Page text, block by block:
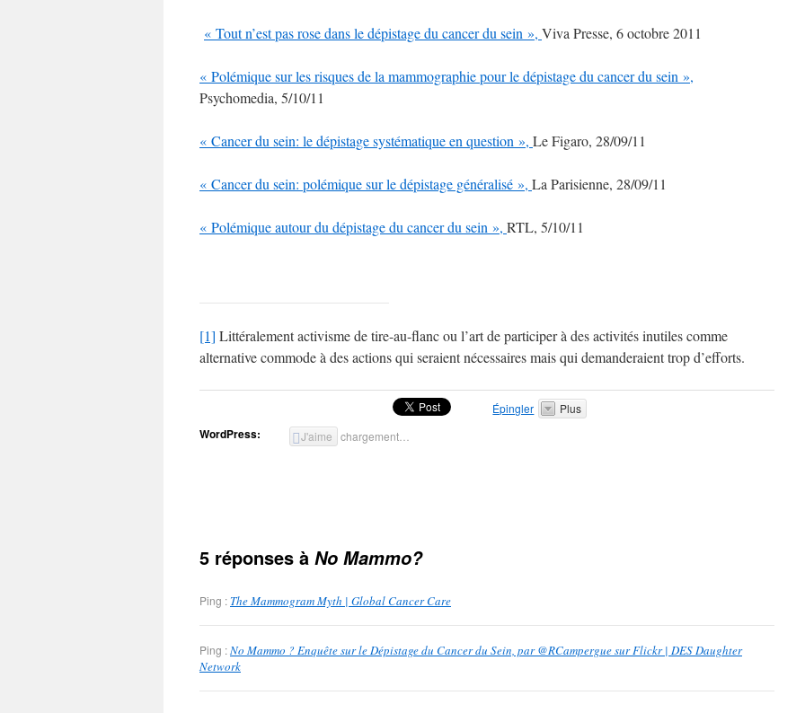
« Tout n’est pas rose dans le dépistage du cancer du sein », Viva Presse, 6 octobre 2011
« Polémique sur les risques de la mammographie pour le dépistage du cancer du sein »,
Psychomedia, 5/10/11
« Cancer du sein: le dépistage systématique en question », Le Figaro, 28/09/11
« Cancer du sein: polémique sur le dépistage généralisé », La Parisienne, 28/09/11
« Polémique autour du dépistage du cancer du sein », RTL, 5/10/11
[1] Littéralement activisme de tire-au-flanc ou l’art de participer à des activités inutiles comme
alternative commode à des actions qui seraient nécessaires mais qui demanderaient trop d’efforts.
Épingler Plus
WordPress: J'aime chargement…
5 réponses à No Mammo?
Ping : The Mammogram Myth | Global Cancer Care
Ping :No Mammo ? Enquête sur le Dépistage du Cancer du Sein, par @RCampergue sur Flickr | DES Daughter
Network